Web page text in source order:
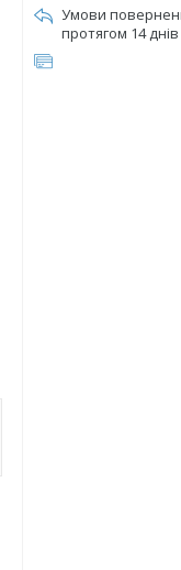
протягом 14 днів